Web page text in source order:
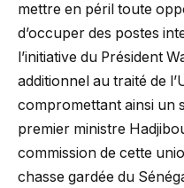
mettre en péril toute
d’occuper des postes
l’initiative du Président
additionnel au traité de
compromettant ainsi un
premier ministre
commission de cette
chasse gardée du